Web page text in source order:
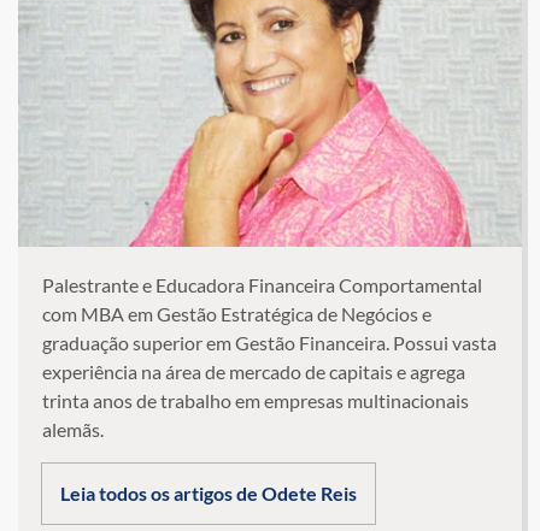
Palestrante e Educadora Financeira Comportamental
com MBA em Gestão Estratégica de Negócios e
graduação superior em Gestão Financeira. Possui vasta
experiência na área de mercado de capitais e agrega
trinta anos de trabalho em empresas multinacionais
alemãs.
Leia todos os artigos de Odete Reis